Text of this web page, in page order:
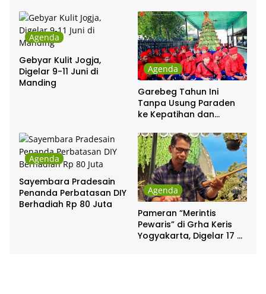
Agenda
Gebyar Kulit Jogja,
Digelar 9-11 Juni di
Manding
Agenda
Garebeg Tahun Ini
Tanpa Usung Paraden
ke Kepatihan dan
Agenda
Sayembara Pradesain
Penanda Perbatasan DIY
Berhadiah Rp 80 Juta
Agenda
Pameran “Merintis
Pewaris” di Grha Keris
Yogyakarta, Digelar 17 –